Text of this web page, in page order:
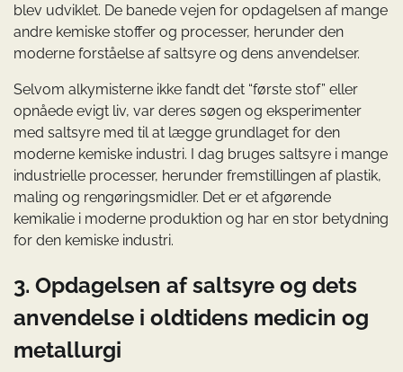
blev udviklet. De banede vejen for opdagelsen af mange
andre kemiske stoffer og processer, herunder den
moderne forståelse af saltsyre og dens anvendelser.
Selvom alkymisterne ikke fandt det “første stof” eller
opnåede evigt liv, var deres søgen og eksperimenter
med saltsyre med til at lægge grundlaget for den
moderne kemiske industri. I dag bruges saltsyre i mange
industrielle processer, herunder fremstillingen af plastik,
maling og rengøringsmidler. Det er et afgørende
kemikalie i moderne produktion og har en stor betydning
for den kemiske industri.
3. Opdagelsen af saltsyre og dets
anvendelse i oldtidens medicin og
metallurgi